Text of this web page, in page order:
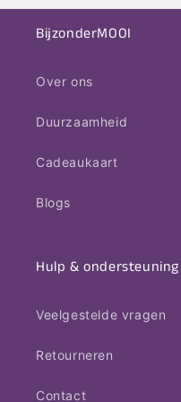
BijzonderMOOI
Over ons
Duurzaamheid
Cadeaukaart
Blogs
Hulp & ondersteuning
Veelgestelde vragen
Retourneren
Contact